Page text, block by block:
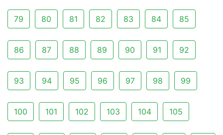
79 80 81 82 83 84 85
86 87 88 89 90 91 92
93 94 95 96 97 98 99
100 101 102 103 104 105